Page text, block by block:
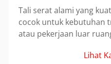
Tali serat alami yang
cocok untuk kebutuhan
atau pekerjaan luar
Lihat